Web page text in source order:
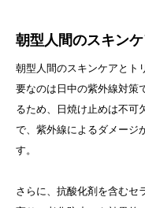
朝型人間のスキン
朝型人間のスキンケアとト
要なのは日中の紫外線対策
るため、日焼け止めは不可
で、紫外線によるダメージ
す。
さらに、抗酸化剤を含むセ